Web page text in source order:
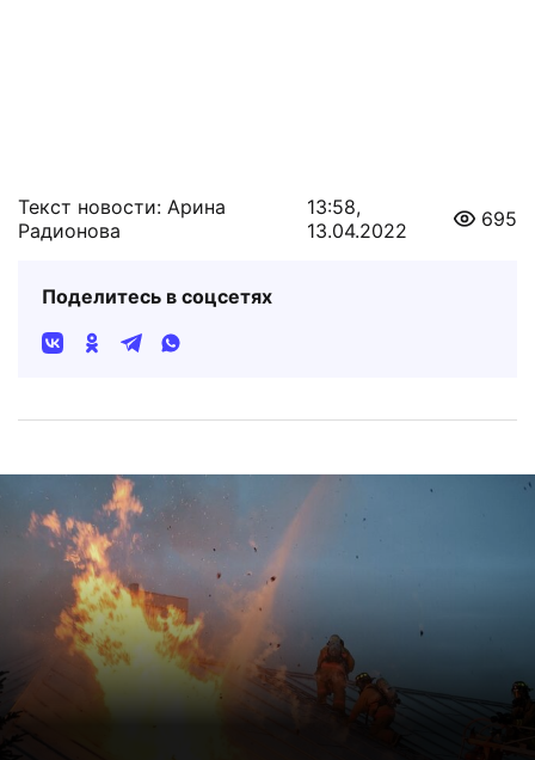
Текст новости: Арина
Радионова
13:58,
13.04.2022
695
Поделитесь в соцсетях